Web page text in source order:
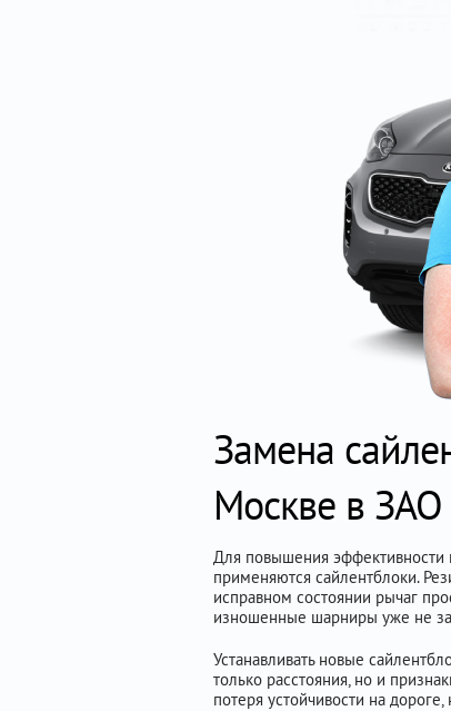
Замена
Москве в ЗАО
Для повышения эффективности
применяются сайлентблоки.
исправном состоянии рычаг
изношенные шарниры уже не
Устанавливать новые
только расстояния, но и
потеря устойчивости на